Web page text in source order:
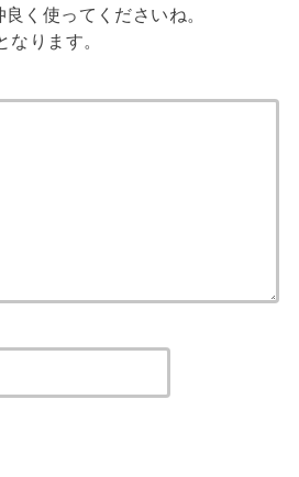
く使ってくださいね。
なります。